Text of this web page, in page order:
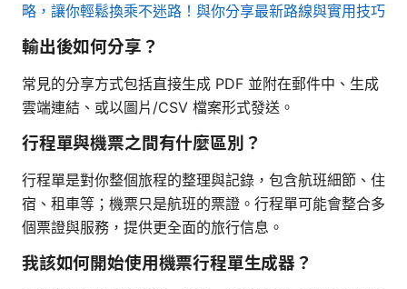
略，讓你輕鬆換乘不迷路！與你分享最新路線與實用技巧
輸出後如何分享？
常見的分享方式包括直接生成 PDF 並附在郵件中、生成
雲端連結、或以圖片/CSV 檔案形式發送。
行程單與機票之間有什麼區別？
行程單是對你整個旅程的整理與記錄，包含航班細節、住
宿、租車等；機票只是航班的票證。行程單可能會整合多
個票證與服務，提供更全面的旅行信息。
我該如何開始使用機票行程單生成器？